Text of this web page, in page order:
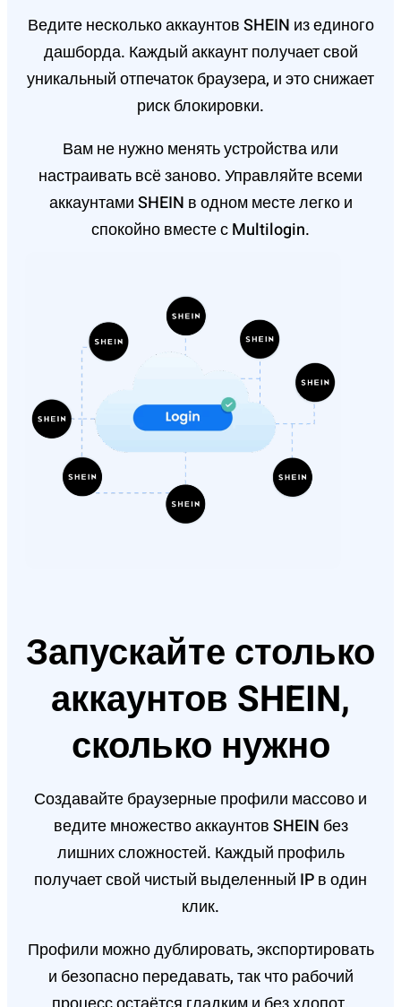
Ведите несколько аккаунтов SHEIN из единого
дашборда. Каждый аккаунт получает свой
уникальный отпечаток браузера, и это снижает
риск блокировки.
Вам не нужно менять устройства или
настраивать всё заново. Управляйте всеми
аккаунтами SHEIN в одном месте легко и
спокойно вместе с Multilogin.
Запускайте столько
аккаунтов SHEIN,
сколько нужно
Создавайте браузерные профили массово и
ведите множество аккаунтов SHEIN без
лишних сложностей. Каждый профиль
получает свой чистый выделенный IP в один
клик.
Профили можно дублировать, экспортировать
и безопасно передавать, так что рабочий